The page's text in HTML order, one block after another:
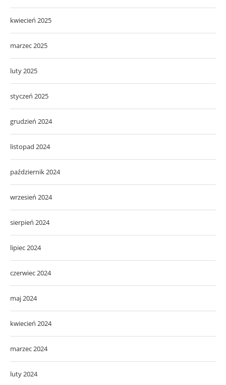
kwiecień 2025
marzec 2025
luty 2025
styczeń 2025
grudzień 2024
listopad 2024
październik 2024
wrzesień 2024
sierpień 2024
lipiec 2024
czerwiec 2024
maj 2024
kwiecień 2024
marzec 2024
luty 2024